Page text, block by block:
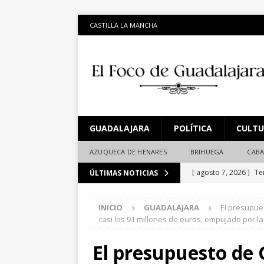
CASTILLA LA MANCHA
GUADALAJARA POLÍTICA
AZUQUECA DE HENARES BRIHUEGA
ÚLTIMAS NOTICIAS [ agosto 7, 2026 ]
[ agosto 6, 2026 ]
[ agosto 5, 2026 ]
INICIO GUADALAJARA
El
casi los 91 millones de euros, empujado por
El presupuesto de